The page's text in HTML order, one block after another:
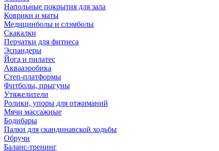
Напольные покрытия для зала
Коврики и маты
Медицинболы и слэмболы
Скакалки
Перчатки для фитнеса
Эспандеры
Йога и пилатес
Аквааэробика
Степ-платформы
Фитболы, прыгуны
Утяжелители
Ролики, упоры для отжиманий
Мячи массажные
Бодибары
Палки для скандинавской ходьбы
Обручи
Баланс-тренинг